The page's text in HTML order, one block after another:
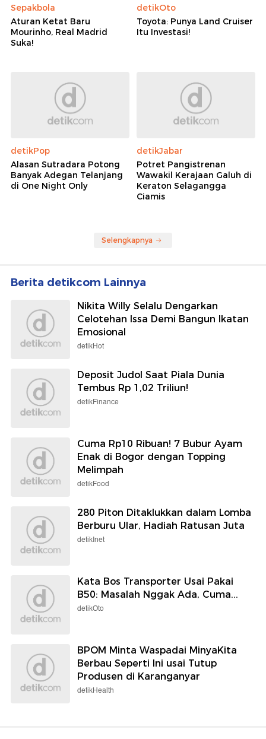
Sepakbola
Aturan Ketat Baru
Mourinho, Real Madrid
Suka!
detikOto
Toyota: Punya Land Cruiser
Itu Investasi!
detikPop
Alasan Sutradara Potong
Banyak Adegan Telanjang
di One Night Only
detikJabar
Potret Pangistrenan
Wawakil Kerajaan Galuh di
Keraton Selagangga
Ciamis
Selengkapnya
Berita detikcom Lainnya
Nikita Willy Selalu Dengarkan
Celotehan Issa Demi Bangun Ikatan
Emosional
detikHot
Deposit Judol Saat Piala Dunia
Tembus Rp 1,02 Triliun!
detikFinance
Cuma Rp10 Ribuan! 7 Bubur Ayam
Enak di Bogor dengan Topping
Melimpah
detikFood
280 Piton Ditaklukkan dalam Lomba
Berburu Ular, Hadiah Ratusan Juta
detikInet
Kata Bos Transporter Usai Pakai
B50: Masalah Nggak Ada, Cuma...
detikOto
BPOM Minta Waspadai MinyaKita
Berbau Seperti Ini usai Tutup
Produsen di Karanganyar
detikHealth